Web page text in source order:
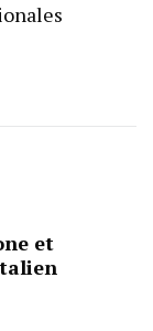
et